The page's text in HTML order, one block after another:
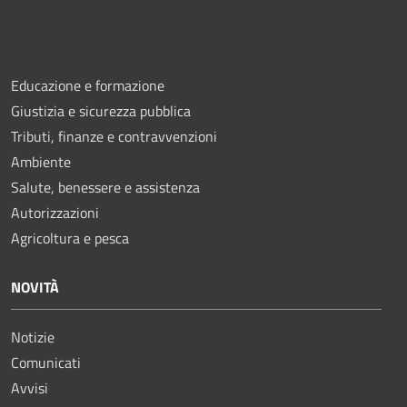
Educazione e formazione
Giustizia e sicurezza pubblica
Tributi, finanze e contravvenzioni
Ambiente
Salute, benessere e assistenza
Autorizzazioni
Agricoltura e pesca
NOVITÀ
Notizie
Comunicati
Avvisi